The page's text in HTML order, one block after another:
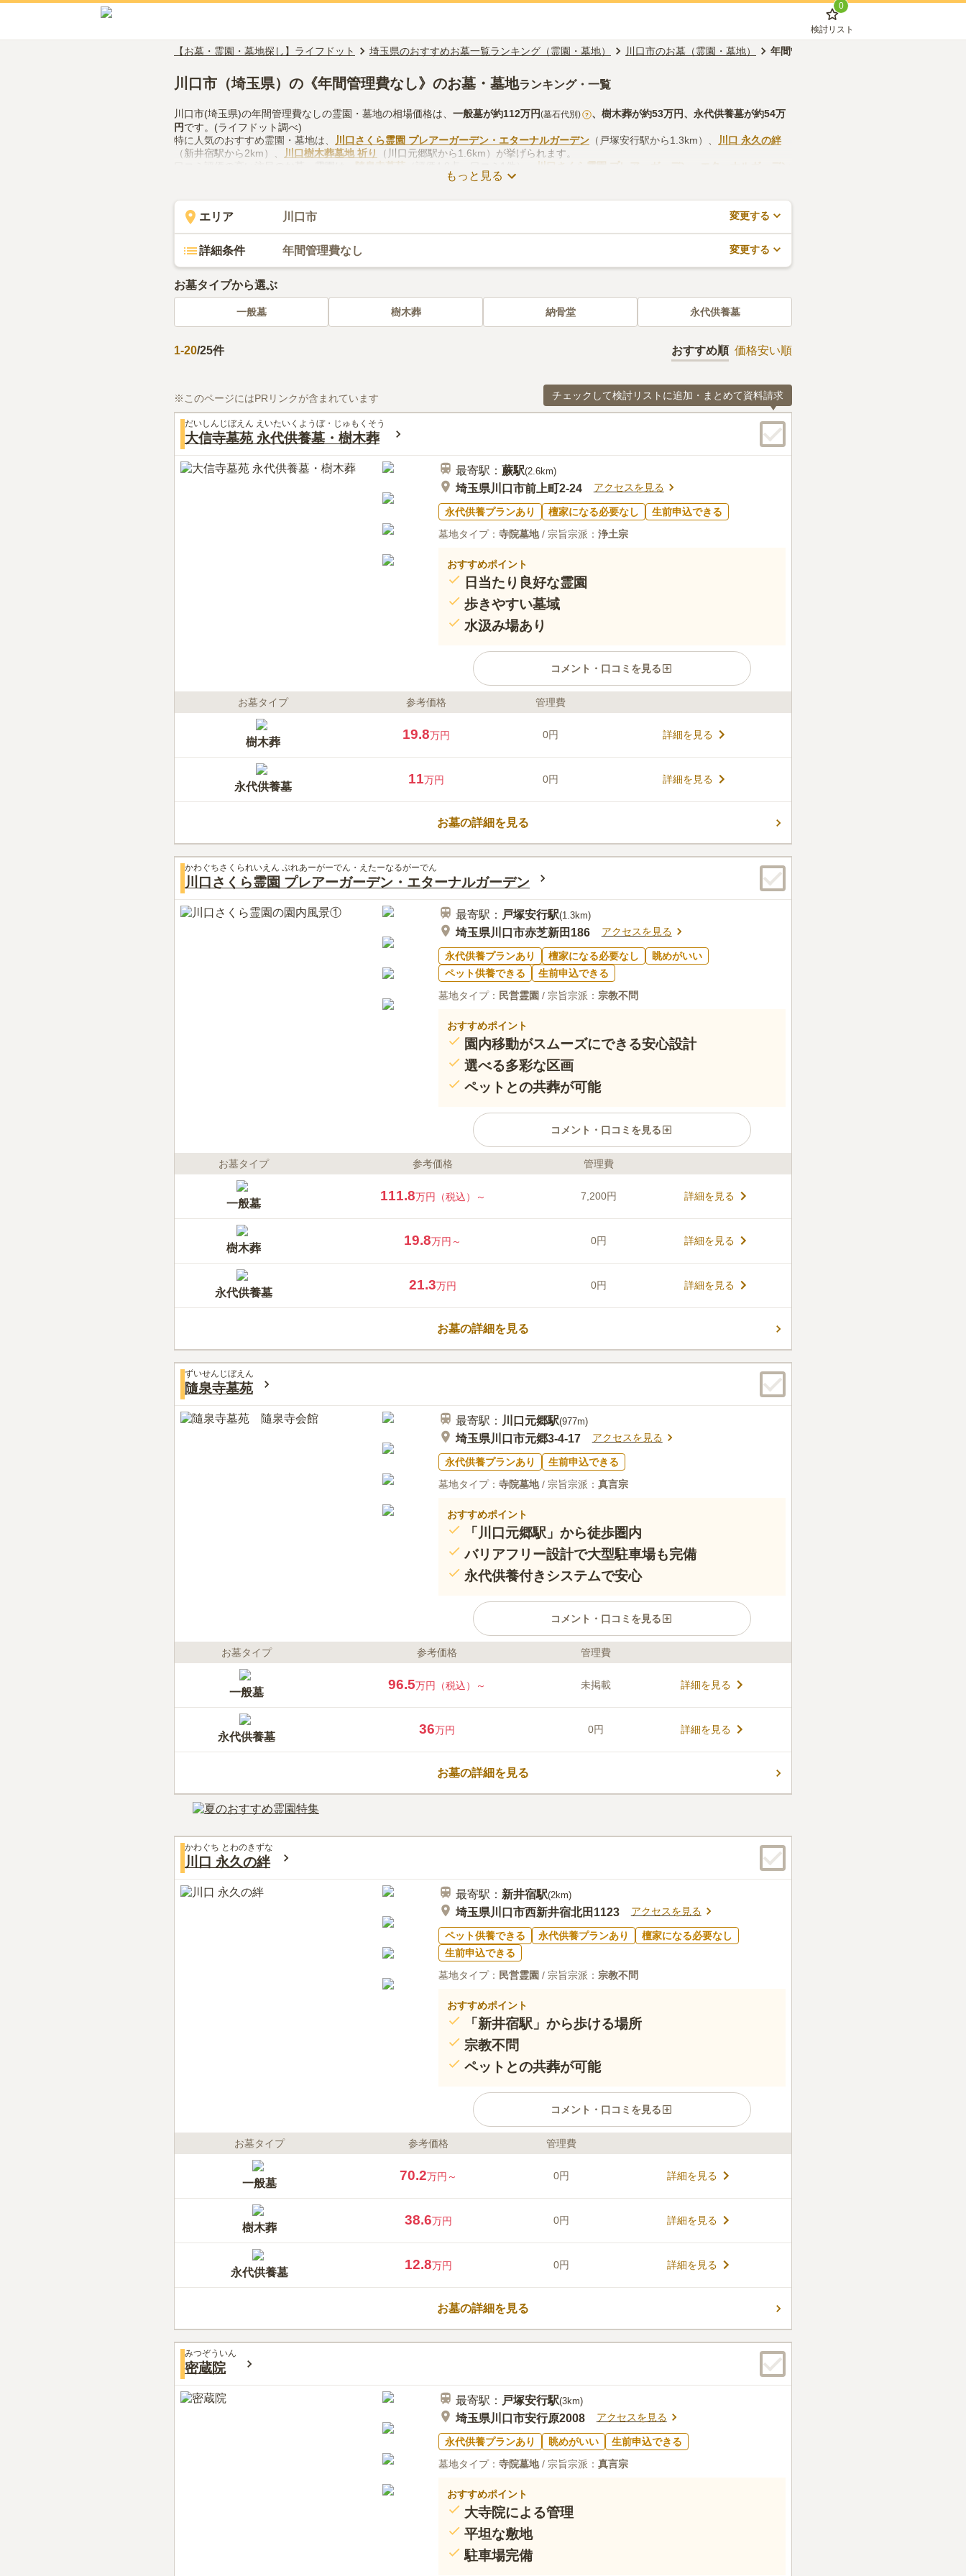
0
検討リスト
【お墓・霊園・墓地探し】ライフドット 埼玉県のおすすめお墓一覧ランキング（霊園・墓地） 川口市のお墓（霊園・墓地） 年間管理費なし
川口市（埼玉県）の《年間管理費なし》のお墓・墓地ランキング・一覧
川口市(埼玉県)の年間管理費なしの霊園・墓地の相場価格は、 一般墓が約112万円(墓石代別) ? 、 樹木葬が約53万円、 永代供養墓が約54万
円です。(ライフドット調べ)
特に人気のおすすめ霊園・墓地は、
川口さくら霊園 プレアーガーデン・エターナルガーデン （戸塚安行駅から1.3km）、
川口 永久の絆
（新井宿駅から2km）、
川口樹木葬墓地 祈り
（川口元郷駅から1.6km）が挙げられます。
隨泉寺墓苑
川口さくら霊園 プレアーガーデン・エターナルガーデン
（評価4.1点・口コミ2件）があります。
どの設備や管理体制、近隣での供花やお線香の入手方法などを考慮して選ぶとよいでしょう。資料請求や見学予約が無料でできますの
で、活用してみてください。
もっと見る
エリア 川口市 変更する
詳細条件 年間管理費なし 変更する
お墓タイプから選ぶ
一般墓 樹木葬 納骨堂 永代供養墓
1-20/25件 おすすめ順 価格安い順
※このページにはPRリンクが含まれています チェックして検討リストに追加・まとめて資料請求
だいしんじぼえん えいたいくようぼ・じゅもくそう
大信寺墓苑 永代供養墓・樹木葬
最寄駅： 蕨駅(2.6km)
埼玉県川口市前上町2-24 アクセスを見る
永代供養プランあり 檀家になる必要なし
生前申込できる
墓地タイプ： 寺院墓地/ 宗旨宗派： 浄土宗
おすすめポイント
日当たり良好な霊園
歩きやすい墓域
水汲み場あり
コメント・口コミを見る
ライフドット編集部のコメント
を誇る風格と由緒ある寺院墓地です。 安土桃山時代に創建され
たと伝えられている大信寺が管理する霊園です。静かな住宅地
す。 宗教は浄土宗です。浄土宗を信仰している方であれば、誰
でもお墓を申し込むことができます。
口コミ評価
みんなの評価
ちょっとしたお菓子やジュースをくれるの親近感を感じる。供えたお花
お墓タイプ 参考価格 管理費
樹木葬
19.8万円 0円 詳細を見る
永代供養墓
11万円 0円 詳細を見る
お墓の詳細を見る
かわぐちさくられいえん ぷれあーがーでん・えたーなるがーでん
川口さくら霊園 プレアーガーデン・エターナルガーデン
最寄駅： 戸塚安行駅(1.3km)
埼玉県川口市赤芝新田186 アクセスを見る
永代供養プランあり 檀家になる必要なし
眺めがいい
ペット供養できる
生前申込できる
墓地タイプ： 民営霊園 / 宗旨宗派： 宗教不問
おすすめポイント
園内移動がスムーズにできる安心設計
選べる多彩な区画
ペットとの共葬が可能
コメント・口コミを見る
ライフドット編集部のコメント
口さくら霊園永遠の杜」の第2期新規区画として平成29年3月誕
生した埼玉県川口市にある公園型の霊園です。 四季を彩る美し
る花や木も植えられています。 供養形態としては一般墓地のほ
かに永代供養墓「悠久の碑」や樹木葬墓地「聖」があります。
デザイン墓石の建立もできるので、こだわりのある墓石を建て
口コミ評価
みんなの評価
口コミ
事処も移動が楽なので何処でも行ける。
口コミの続きを読む
お墓タイプ 参考価格 管理費
一般墓
111.8万円（税込）～ 7,200円 詳細を見る
樹木葬
19.8万円～ 0円 詳細を見る
永代供養墓
21.3万円 0円 詳細を見る
お墓の詳細を見る
ずいせんじぼえん
隨泉寺墓苑
最寄駅： 川口元郷駅(977m)
埼玉県川口市元郷3-4-17 アクセスを見る
永代供養プランあり
生前申込できる
墓地タイプ： 寺院墓地/ 宗旨宗派： 真言宗
おすすめポイント
「川口元郷駅」から徒歩圏内
バリアフリー設計で大型駐車場も完備
永代供養付きシステムで安心
コメント・口コミを見る
ライフドット編集部のコメント
は、将来も安心の永代供養付き墓地があります。 400年以上も
前から続く長い寺歴をもつ隨泉寺が管理している霊園です。住
墓は和型墓石と洋型墓石のどちらも建てることが可能です。 敷
地内にある隨泉寺会館には管理棟や斎場があります。会食室も
設けられています。法要・会食・墓参りを近い距離であまり移
口コミ評価
みんなの評価
お墓タイプ 参考価格 管理費
一般墓
96.5万円（税込）～ 未掲載 詳細を見る
永代供養墓
36万円 0円 詳細を見る
お墓の詳細を見る
かわぐち とわのきずな
川口 永久の絆
最寄駅： 新井宿駅(2km)
埼玉県川口市西新井宿北田1123 アクセスを見る
ペット供養できる 永代供養プランあり
檀家になる必要なし
生前申込できる
墓地タイプ： 民営霊園 / 宗旨宗派： 宗教不問
おすすめポイント
「新井宿駅」から歩ける場所
宗教不問
ペットとの共葬が可能
コメント・口コミを見る
ライフドット編集部のコメント
ス「石神下」バス停からは下車徒歩4分でアクセスできます。
緑豊かな自然に囲まれた霊園で園内には四季折々の花や木が植
代供養墓に対応しています。お墓の承継者が不在という方や、
お墓の管理を家族に負担させたくないと考えている方におすす
めです。また、永代供養付きも樹木葬もあります。緑に囲まれ
口コミ評価
みんなの評価
3.4
お墓タイプ 参考価格 管理費
一般墓
70.2万円～ 0円 詳細を見る
樹木葬
38.6万円 0円 詳細を見る
永代供養墓
12.8万円 0円 詳細を見る
お墓の詳細を見る
みつぞういん
密蔵院
最寄駅： 戸塚安行駅(3km)
埼玉県川口市安行原2008 アクセスを見る
永代供養プランあり 眺めがいい
生前申込できる
墓地タイプ： 寺院墓地/ 宗旨宗派： 真言宗
おすすめポイント
大寺院による管理
平坦な敷地
駐車場完備